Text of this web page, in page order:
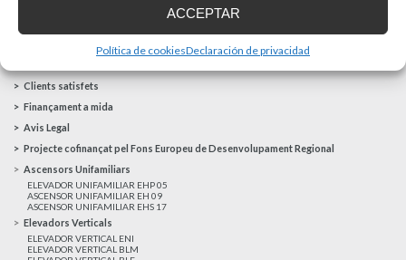
ACCEPTAR
Política de cookiesDeclaración de privacidad
Clients satisfets
Finançament a mida
Avis Legal
Projecte cofinançat pel Fons Europeu de Desenvolupament Regional
Ascensors Unifamiliars
ELEVADOR UNIFAMILIAR EHP 05
ASCENSOR UNIFAMILIAR EH 09
ASCENSOR UNIFAMILIAR EHS 17
Elevadors Verticals
ELEVADOR VERTICAL ENI
ELEVADOR VERTICAL BLM